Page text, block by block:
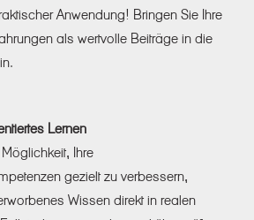
Anwendung! Bringen Sie Ihre
als wertvolle Beiträge in die
Lernen
Ihre
gezielt zu verbessern,
Wissen direkt in realen